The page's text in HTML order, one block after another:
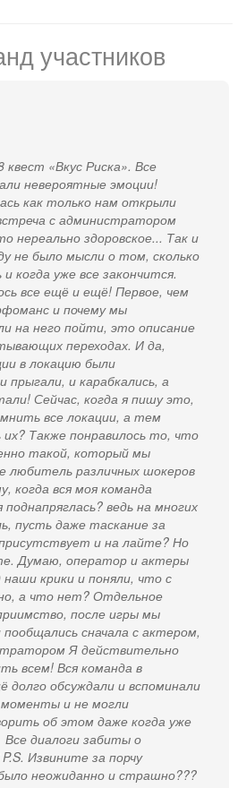
участников
«Вкус Риска». Все
невероятные эмоции!
как только нам открыли
с администратором
нереально здоровское... Так и
не было мысли о том, сколько
когда уже все закончится.
все ещё и ещё! Первое, чем
и почему мы
на него пойти, это описание
переходах. И да,
в локацию были
и карабкались, а
Сейчас, когда я пишу это,
все локации, а тем
Также понравилось то, что
такой, который мы
любитель различных шокеров
когда вся моя команда
ведь на многих
пусть даже таскание за
и на лайте? Но
Думаю, оператор и актеры
крики и поняли, что с
а что нет? Отдельное
после игры мы
сначала с актером,
Я действительно
всем! Вся команда в
долго обсуждали и вспоминали
и не могли
об этом даже когда уже
Все диалоги забиты о
Извините за порчу
неожиданно и страшно???